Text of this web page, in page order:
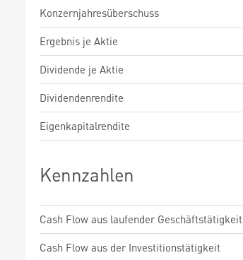
Konzernjahresüberschuss
Ergebnis je Aktie
Dividende je Aktie
Dividendenrendite
Eigenkapitalrendite
Kennzahlen
Cash Flow aus laufender Geschäftstätigkeit
Cash Flow aus der Investitionstätigkeit